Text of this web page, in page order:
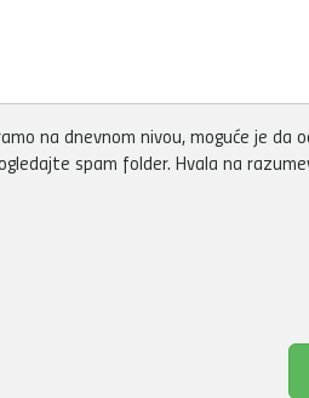
na dnevnom nivou, moguće je da
spam folder. Hvala na